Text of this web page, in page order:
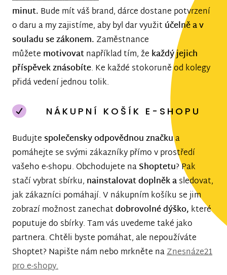
minut. Bude mít váš brand, dárce dostane potvrzení
o daru a my zajistíme, aby byl dar využit účelně a v
souladu se zákonem. Zaměstnance
můžete motivovatnapříklad tím, že každý jejich
příspěvek znásobíte. Ke každé stokoruně od kolegy
přidá vedení jednou tolik.
NÁKUPNÍ KOŠÍK E-SHOPU
Budujtespolečensky odpovědnou značkua
pomáhejte se svými zákazníky přímo v prostředí
vašeho e-shopu. Obchodujete naShoptetu? Pak
stačí vybrat sbírku, nainstalovat doplněk asledovat,
jak zákazníci pomáhají. V nákupním košíku se jim
zobrazí možnost zanechatdobrovolné dýško, které
poputuje do sbírky. Tam vás uvedeme také jako
partnera. Chtěli byste pomáhat, ale nepoužíváte
Shoptet? Napište nám nebo mrkněte naZnesnáze21
pro e-shopy.